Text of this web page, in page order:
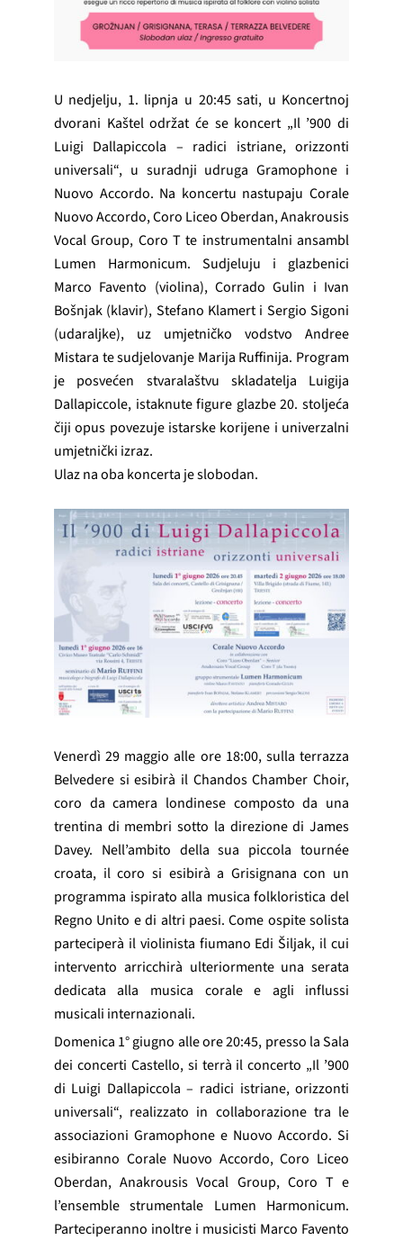
U nedjelju, 1. lipnja u 20:45 sati, u Koncertnoj
dvorani Kaštel održat će se koncert „Il ’900 di
Luigi Dallapiccola – radici istriane, orizzonti
universali“, u suradnji udruga Gramophone i
Nuovo Accordo. Na koncertu nastupaju Corale
Nuovo Accordo, Coro Liceo Oberdan, Anakrousis
Vocal Group, Coro T te instrumentalni ansambl
Lumen Harmonicum. Sudjeluju i glazbenici
Marco Favento (violina), Corrado Gulin i Ivan
Bošnjak (klavir), Stefano Klamert i Sergio Sigoni
(udaraljke), uz umjetničko vodstvo Andree
Mistara te sudjelovanje Marija Ruffinija. Program
je posvećen stvaralaštvu skladatelja Luigija
Dallapiccole, istaknute figure glazbe 20. stoljeća
čiji opus povezuje istarske korijene i univerzalni
umjetnički izraz.
Ulaz na oba koncerta je slobodan.
Venerdì 29 maggio alle ore 18:00, sulla terrazza
Belvedere si esibirà il Chandos Chamber Choir,
coro da camera londinese composto da una
trentina di membri sotto la direzione di James
Davey. Nell’ambito della sua piccola tournée
croata, il coro si esibirà a Grisignana con un
programma ispirato alla musica folkloristica del
Regno Unito e di altri paesi. Come ospite solista
parteciperà il violinista fiumano Edi Šiljak, il cui
intervento arricchirà ulteriormente una serata
dedicata alla musica corale e agli influssi
musicali internazionali.
Domenica 1° giugno alle ore 20:45, presso la Sala
dei concerti Castello, si terrà il concerto „Il ’900
di Luigi Dallapiccola – radici istriane, orizzonti
universali“, realizzato in collaborazione tra le
associazioni Gramophone e Nuovo Accordo. Si
esibiranno Corale Nuovo Accordo, Coro Liceo
Oberdan, Anakrousis Vocal Group, Coro T e
l’ensemble strumentale Lumen Harmonicum.
Parteciperanno inoltre i musicisti Marco Favento